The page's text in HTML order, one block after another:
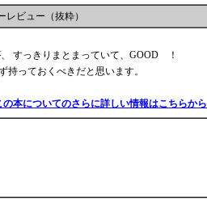
ビュー（抜粋）
すっきりまとまっていて、GOOD ！
っておくべきだと思います。
の本についてのさらに詳しい情報はこちらから